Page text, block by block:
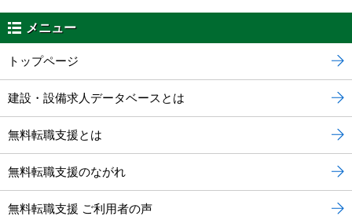
メニュー
トップページ
建設・設備求人データベースとは
無料転職支援とは
無料転職支援のながれ
無料転職支援 ご利用者の声